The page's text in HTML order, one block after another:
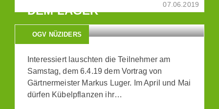
07.06.2019
DEM LAGER
OGV NÜZIDERS
Interessiert lauschten die Teilnehmer am
Samstag, dem 6.4.19 dem Vortrag von
Gärtnermeister Markus Luger. Im April und Mai
dürfen Kübelpflanzen ihr…